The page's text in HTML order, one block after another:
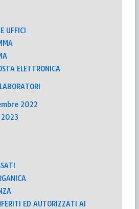
UFFICI
ELETTRONICA
2022
ED AUTORIZZATI AI